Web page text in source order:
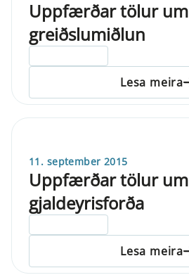
Uppfærðar tölur um
greiðslumiðlun
Lesa meira
11. september 2015
Uppfærðar tölur um
gjaldeyrisforða
Lesa meira